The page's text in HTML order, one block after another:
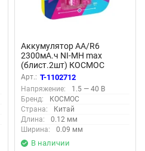
Аккумулятор AA/R6
2300мА.ч NI-MH max
(блист.2шт) КОСМОС
KOCR6NIMH(2300MA)max
Арт.: T-1102712
Напряжение:
1.5 — 40 В
Бренд:
КОСМОС
Страна:
Китай
Длина:
0.12 мм
Ширина:
0.09 мм
В наличии